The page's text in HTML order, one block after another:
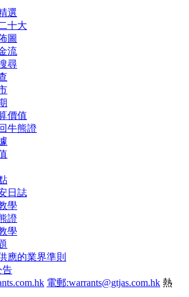
選
十大
圖
流
尋
價值
牛熊證
日誌
學
證
學
應的業界準則
告
電郵:warrants@gtjas.com.hk 熱